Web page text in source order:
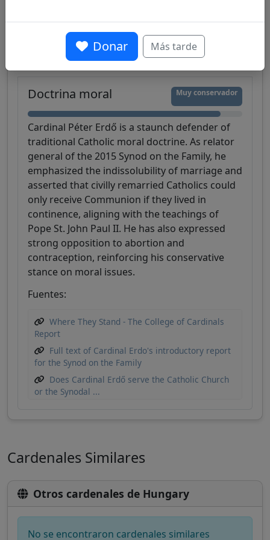
Relación con el Papa Francisco Diálogo
Comunicación
Doctrina moral Muy conservador
Cardinal Péter Erdő is a staunch defender of
traditional Catholic moral doctrine. As relator
general of the 2015 Synod on the Family, he
emphasized the indissolubility of marriage and
asserted that civilly remarried Catholics could
only receive Communion if they lived in
continence, aligning with the teachings of
Pope St. John Paul II. He has also expressed
strong opposition to abortion and
contraception, reinforcing his conservative
stance on moral issues.
Fuentes:
Where They Stand - The College of Cardinals
Report
Full text of Cardinal Erdo's introductory report
for the Synod on the Family
Does Cardinal Erdő serve the Catholic Church
or the Synodal ...
Cardenales Similares
Otros cardenales de Hungary
No se encontraron cardenales similares
Donar Más tarde